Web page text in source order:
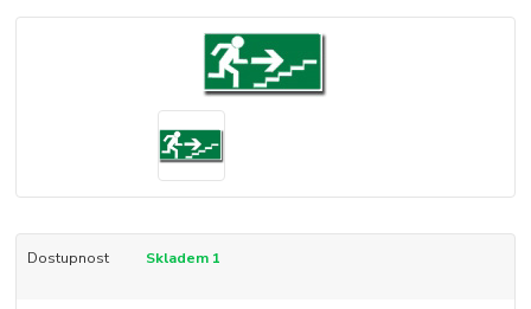
Dostupnost Skladem 1